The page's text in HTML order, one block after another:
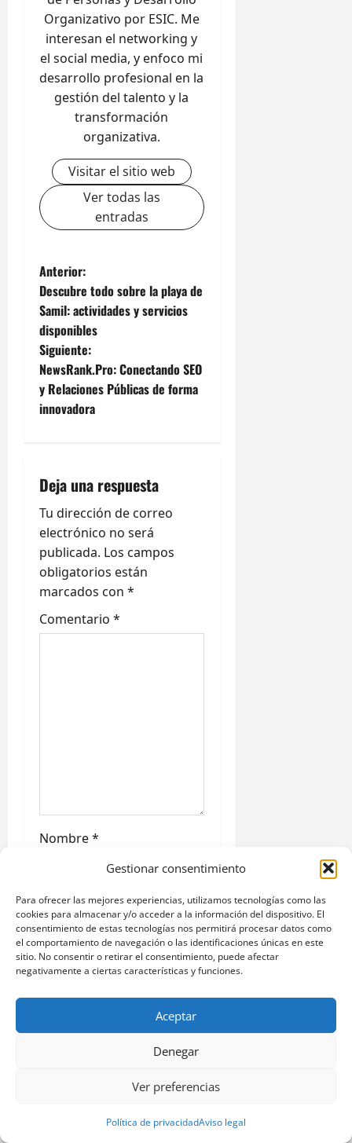
Gestionar consentimiento
Para ofrecer las mejores experiencias, utilizamos tecnologías como las
cookies para almacenar y/o acceder a la información del dispositivo. El
consentimiento de estas tecnologías nos permitirá procesar datos como
el comportamiento de navegación o las identificaciones únicas en este
sitio. No consentir o retirar el consentimiento, puede afectar
negativamente a ciertas características y funciones.
Aceptar
Denegar
Ver preferencias
Política de privacidadAviso legal
Organizativo por ESIC. Me
interesan el networking y
el social media, y enfoco mi
desarrollo profesional en la
gestión del talento y la
transformación
organizativa.
Visitar el sitio web
Ver todas las
entradas
N
a
v
e
g
c
i
ó
n
d
e
d
s
Anterior:
Descubre todo sobre la playa de
Samil: actividades y servicios
disponibles
Siguiente:
NewsRank.Pro: Conectando SEO
y Relaciones Públicas de forma
innovadora
Deja una respuesta
Tu dirección de correo
electrónico no será
publicada. Los campos
obligatorios están
marcados con *
Comentario *
Nombre*
Correo electrónico*
Web
Guarda mi nombre,
correo electrónico y web
la próxima vez que